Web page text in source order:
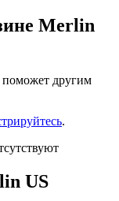
Merlin
поможет другим
.
US